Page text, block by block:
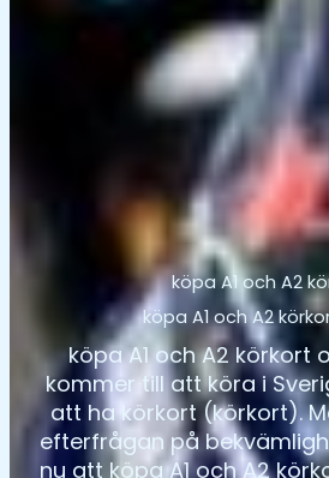
köpa A1 och A2
köpa A1 och A2
köpa A1 och A2 körkort
kommer till att köra i
att ha körkort (körkort).
efterfrågan på
nu att köpa A1 och A2